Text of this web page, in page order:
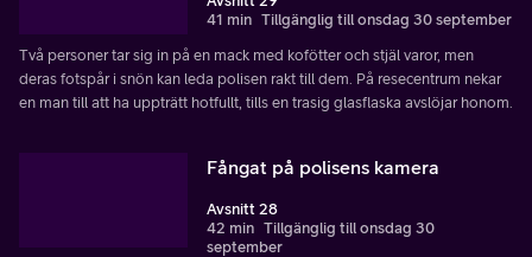
41 min Tillgänglig till onsdag 30 september
Två personer tar sig in på en mack med kofötter och stjäl varor, men
deras fotspår i snön kan leda polisen rakt till dem. På resecentrum nekar
en man till att ha uppträtt hotfullt, tills en trasig glasflaska avslöjar honom.
Fångat på polisens kamera
Avsnitt 28
42 min Tillgänglig till onsdag 30
september